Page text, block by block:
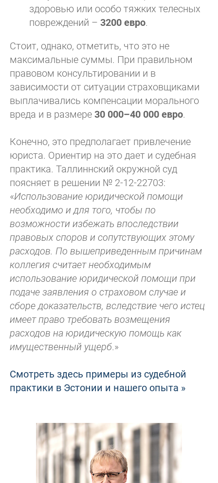
здоровью или особо тяжких телесных
повреждений – 3200 евро.
Стоит, однако, отметить, что это не
максимальные суммы. При правильном
правовом консультировании и в
зависимости от ситуации страховщиками
выплачивались компенсации морального
вреда и в размере 30 000–40 000 евро.
Конечно, это предполагает привлечение
юриста. Ориентир на это дает и судебная
практика. Таллиннский окружной суд
поясняет в решении № 2-12-22703:
«Использование юридической помощи
необходимо и для того, чтобы по
возможности избежать впоследствии
правовых споров и сопутствующих этому
расходов. По вышеприведенным причинам
коллегия считает необходимым
использование юридической помощи при
подаче заявления о страховом случае и
сборе доказательств, вследствие чего истец
имеет право требовать возмещения
расходов на юридическую помощь как
имущественный ущерб.»
Смотреть здесь примеры из судебной
практики в Эстонии и нашего опыта »